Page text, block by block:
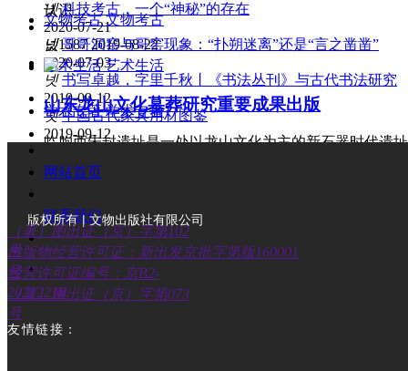
认识。
넶1587 2019-08-22
넷 科技考古，一个“神秘”的存在
2020-07-21
넷 哥哥洞窑与哥窑现象：“扑朔迷离”还是“言之凿凿”
2020-07-03
넷 书写卓越，字里千秋丨《书法丛刊》与古代书法研究
2019-09-12
넷 中国古代家具用材图鉴
2019-09-12
MORE »
学术专著
MORE »
文物考古 文物考古
艺术生活 艺术生活
学术专著 学术专著
山东龙山文化墓葬研究重要成果出版
临朐西朱封遗址是一处以龙山文化为主的新石器时代遗
经多次调查和发掘，发现了大量精美文化遗物和复杂的
和1989年的两次发掘，发现了迄今龙山文化时期等级最
贵。随葬的玉器等精品，无论数量、造型及制作工艺，
见……
넶230 2019-08-22
考古学入门必读
网站首页
联系我们
版权所有 | 文物出版社有限公司
（署）图出证（京）字第102
号
出版物经营许可证：新出发京批字第版160001
号
经营许可证编号：京B2-
20212218
（署）网出证（京）字第073
号
友情链接：